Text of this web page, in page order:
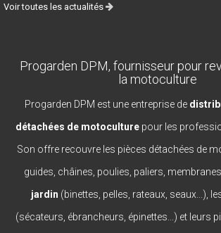
Voir toutes les actualités
Progarden DPM, fournisseur pour
la motoculture
Progarden DPM est une entreprise de
détachées de motoculturepour les
Son offre recouvre les pièces détachées de
guides, châines, poulies, paliers,
jardin (binettes, pelles, rateaux, seaux...),
(sécateurs, ébrancheurs, épinettes...) et leurs